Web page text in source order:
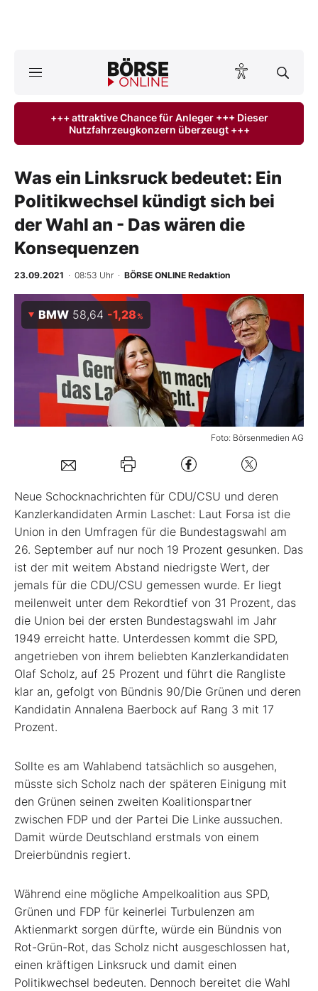
ktuelle Ausgabe BÖRSE ONLINE lesen
Anlageprodukte
Finanz-Check
BO-Musterdepots
Experten
Mein Konto
Kontakt
+++ attraktive Chance für Anleger +++ Dieser
Nutzfahrzeugkonzern überzeugt +++
Was ein Linksruck bedeutet: Ein
Politikwechsel kündigt sich bei
der Wahl an - Das wären die
Konsequenzen
23.09.2021 · 08:53 Uhr · BÖRSE ONLINE Redaktion
Foto: Börsenmedien AG
BMW 58,64 -1,28%
Neue Schocknachrichten für CDU/CSU und deren
Kanzlerkandidaten Armin Laschet: Laut Forsa ist die
Union in den Umfragen für die Bundestagswahl am
26. September auf nur noch 19 Prozent gesunken. Das
ist der mit weitem Abstand niedrigste Wert, der
jemals für die CDU/CSU gemessen wurde. Er liegt
meilenweit unter dem Rekordtief von 31 Prozent, das
die Union bei der ersten Bundestagswahl im Jahr
1949 erreicht hatte. Unterdessen kommt die SPD,
angetrieben von ihrem beliebten Kanzlerkandidaten
Olaf Scholz, auf 25 Prozent und führt die Rangliste
klar an, gefolgt von Bündnis 90/Die Grünen und deren
Kandidatin Annalena Baerbock auf Rang 3 mit 17
Prozent.
Sollte es am Wahlabend tatsächlich so ausgehen,
müsste sich Scholz nach der späteren Einigung mit
den Grünen seinen zweiten Koalitionspartner
zwischen FDP und der Partei Die Linke aussuchen.
Damit würde Deutschland erstmals von einem
Dreierbündnis regiert.
Während eine mögliche Ampelkoalition aus SPD,
Grünen und FDP für keinerlei Turbulenzen am
Aktienmarkt sorgen dürfte, würde ein Bündnis von
Rot-Grün-Rot, das Scholz nicht ausgeschlossen hat,
einen kräftigen Linksruck und damit einen
Politikwechsel bedeuten. Dennoch bereitet die Wahl